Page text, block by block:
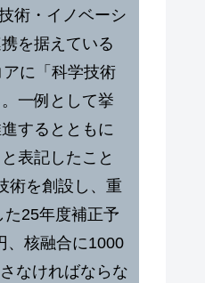
術・イノベーシ
を据えている
に「科学技術
一例として挙
するとともに
表記したこと
術を創設し、重
25年度補正予
、核融合に1000
なければならな